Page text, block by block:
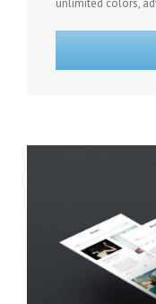
unlimited colors,